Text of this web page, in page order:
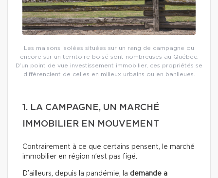
Les maisons isolées situées sur un rang de campagne ou
encore sur un territoire boisé sont nombreuses au Québec.
D’un point de vue investissement immobilier, ces propriétés se
différencient de celles en milieux urbains ou en banlieues.
1. LA CAMPAGNE, UN MARCHÉ
IMMOBILIER EN MOUVEMENT
Contrairement à ce que certains pensent, le marché
immobilier en région n’est pas figé.
D’ailleurs, depuis la pandémie, la demande a